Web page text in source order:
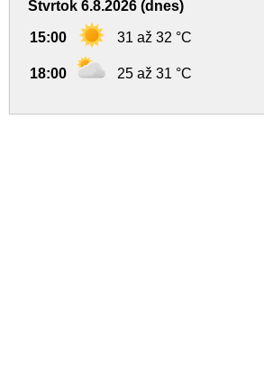
Štvrtok 6.8.2026 (dnes)
15:00 31 až 32 °C
18:00 25 až 31 °C